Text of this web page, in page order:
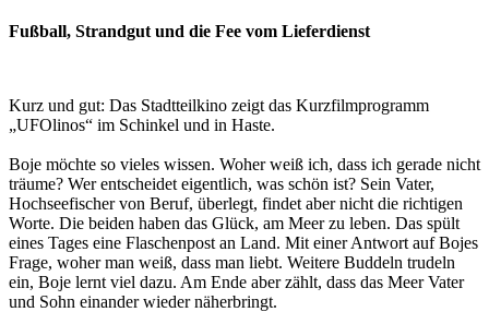
Fußball, Strandgut und die Fee vom Lieferdienst
Kurz und gut: Das Stadtteilkino zeigt das Kurzfilmprogramm
„UFOlinos“ im Schinkel und in Haste.
Boje möchte so vieles wissen. Woher weiß ich, dass ich gerade nicht
träume? Wer entscheidet eigentlich, was schön ist? Sein Vater,
Hochseefischer von Beruf, überlegt, findet aber nicht die richtigen
Worte. Die beiden haben das Glück, am Meer zu leben. Das spült
eines Tages eine Flaschenpost an Land. Mit einer Antwort auf Bojes
Frage, woher man weiß, dass man liebt. Weitere Buddeln trudeln
ein, Boje lernt viel dazu. Am Ende aber zählt, dass das Meer Vater
und Sohn einander wieder näherbringt.